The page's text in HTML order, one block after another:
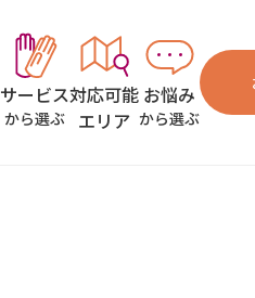
サービス
から選ぶ
対応可能
エリア
お悩み
から選ぶ